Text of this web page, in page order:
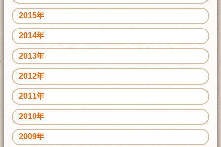
2015年
2014年
2013年
2012年
2011年
2010年
2009年